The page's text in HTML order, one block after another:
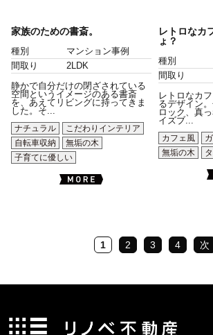
家族のための書斎。
種別
マンション事例
間取り
2LDK
静かで自分だけの閉ざされている
空間というイメージのある書斎
を、あえてリビングに持ってきま
した。そ...
ナチュラル
こだわりインテリア
自転車収納
無垢の木
子育てに優しい
レトロなカ
ょ？
種別
間取り
レトロなカ
るデザイン
ロック、真
イズブ...
カフェ風
無垢の木
1 2 3 4 次